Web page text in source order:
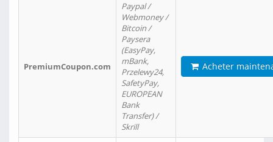
PremiumCoupon.com
Paypal /
Webmoney /
Bitcoin /
Paysera
(EasyPay,
mBank,
Przelewy24,
SafetyPay,
EUROPEAN
Bank
Transfer) /
Skrill
Acheter